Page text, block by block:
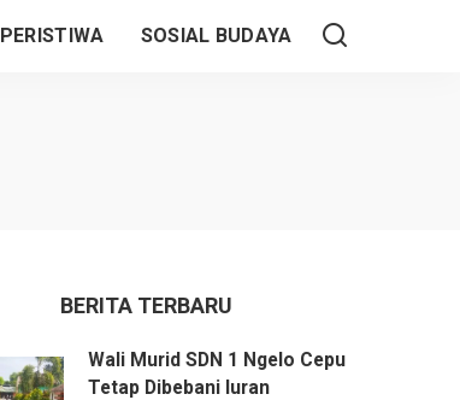
PERISTIWA SOSIAL BUDAYA
BERITA TERBARU
Wali Murid SDN 1 Ngelo Cepu
Tetap Dibebani Iuran